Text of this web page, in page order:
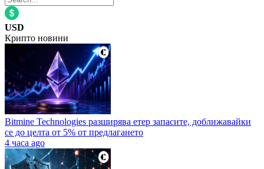
USD
Крипто новини
Bitmine Technologies разширява етер запасите, доближавайки
се до целта от 5% от предлагането
4 часа ago